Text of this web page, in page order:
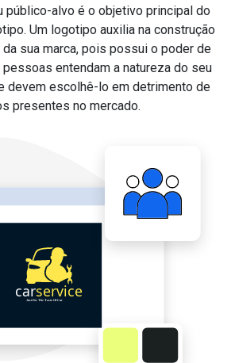
público-alvo é o objetivo principal do
Um logotipo auxilia na construção
sua marca, pois possui o poder de
entendam a natureza do seu
devem escolhê-lo em detrimento de
presentes no mercado.